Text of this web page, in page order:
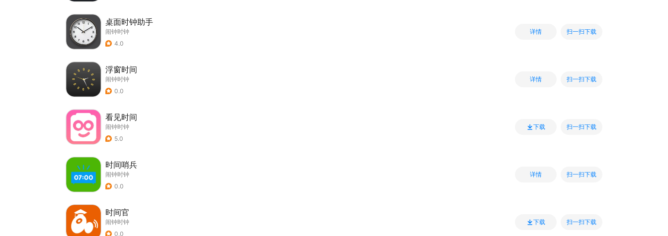
桌面时钟助手
闹钟时钟
4.0
详情 扫一扫下载
浮窗时间
闹钟时钟
0.0
详情 扫一扫下载
看见时间
闹钟时钟
5.0
下载 扫一扫下载
时间哨兵
闹钟时钟
0.0
详情 扫一扫下载
时间官
闹钟时钟
0.0
下载 扫一扫下载